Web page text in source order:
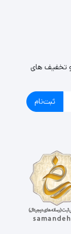
و تخفیف های
ثبت‌نام